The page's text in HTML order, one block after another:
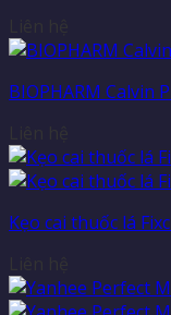
BIOPHARM Calvin
Kẹo cai thuốc lá